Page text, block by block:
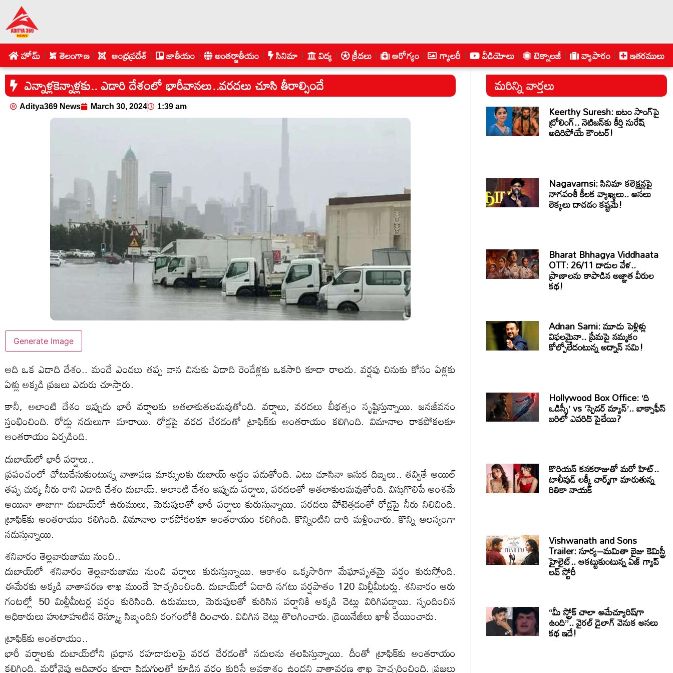
హోమ్ తెలంగాణ ఆంధ్రప్రదేశ్ జాతీయం అంతర్జాతీయం సినిమా విద్య క్రీడలు ఆరోగ్యం గ్యాలరీ వీడియోలు టెక్నాలజీ వ్యాపారం ఇతరములు
ఎన్నాళ్లకెన్నాళ్లకు.. ఎడారి దేశంలో భారీవానలు..వరదలు చూసి తీరాల్సిందే
Aditya369 News March 30, 2024 1:39 am
Generate Image
అది ఒక ఎడాది దేశం.. మండే ఎండలు తప్ప వాన చినుకు ఏడాది రెండేళ్లకు ఒకసారి కూడా రాలదు. వర్షపు చినుకు కోసం ఏళ్లకు
ఏళ్లు అక్కడి ప్రజలు ఎదురు చూస్తారు.
కానీ, అలాంటి దేశం ఇప్పుడు భారీ వర్షాలకు అతలాకుతలమవుతోంది. వర్షాలు, వరదలు బీభత్సం సృష్టిస్తున్నాయి. జనజీవనం
స్తంభించింది. రోడ్లు నదులుగా మారాయి. రోడ్లపై వరద చేరడంతో ట్రాఫిక్‌కు అంతరాయం కలిగింది. విమానాల రాకపోకలకూ
అంతరాయం ఏర్పడింది.
దుబాయ్‌లో భారీ వర్షాలు..
ప్రపంచంలో చోటుచేసుకుంటున్న వాతావణ మార్పులకు దుబాయ్‌ అద్దం పడుతోంది. ఎటు చూసినా ఇసుక దిబ్బలు.. తవ్వితే ఆయిల్‌
తప్ప చుక్క నీరు రాని ఎడాది దేశం దుబాయ్‌. అలాంటి దేశం ఇప్పుడు వర్షాలు, వరదలతో అతలాకులమవుతోంది. విస్తుగొలిపే అంశమే
అయినా తాజాగా దుబాయ్‌లో ఉరుములు, మెరుపులతో భారీ వర్షాలు కురుస్తున్నాయి. వరదలు పోటెత్తడంతో రోడ్లపై నీరు నిలిచింది.
ట్రాఫిక్‌కు అంతరాయం కలిగింది. విమానాల రాకపోకలకూ అంతరాయం కలిగింది. కొన్నింటిని దారి మళ్లించారు. కొన్ని ఆలస్యంగా
నడుస్తున్నాయి.
శనివారం తెల్లవారుజాము నుంచి..
దుబాయ్‌లో శనివారం తెల్లవారుజాము నుంచి వర్షాలు కురుస్తున్నాయి. ఆకాశం ఒక్కసారిగా మేఘావృతమై వర్షం కురుస్తోంది.
ఈమేరకు అక్కడి వాతావరణ శాఖ ముందే హెచ్చరించింది. దుబాయ్‌లో ఏడాది సగటు వర్షపాతం 120 మిల్లీమీటర్లు. శనివారం ఆరు
గంటల్లో 50 మిల్లీమీటర్ల వర్షం కురిసింది. ఉరుములు, మెరుపులతో కురిసిన వర్షానికి అక్కడి చెట్లు విరిగిపడ్డాయి. స్పందించిన
అధికారులు హుటాహుటిన రెస్క్యూ సిబ్బందిని రంగంలోకి దించారు. విచిగిన చెట్లు తొలగించారు. డ్రెయినేజీలు ఖాళీ చేయించారు.
ట్రాఫిక్‌కు అంతరాయం..
భారీ వర్షాలకు దుబాయ్‌లోని ప్రధాన రహదారులపై వరద చేరడంతో నదులను తలపిస్తున్నాయి. దీంతో ట్రాఫిక్‌కు అంతరాయం
కలిగింది. మరోవైపు ఆదివారం కూడా పిడుగులతో కూడిన వర్షం కురిసే అవకాశం ఉందని వాతావరణ శాఖ హెచ్చరించింది. ప్రజలు
మరిన్ని వార్తలు
Keerthy Suresh: ఐటం సాంగ్‌పై
ట్రోలింగ్.. నెటిజన్‌కు కీర్తి సురేష్
అదిరిపోయే కౌంటర్!
Nagavamsi: సినిమా కలెక్షన్లపై
నాగవంశీ కీలక వ్యాఖ్యలు.. అసలు
లెక్కలు దాచడం కష్టమే!
Bharat Bhhagya Viddhaata
OTT: 26/11 దాడుల వేళ..
ప్రాణాలను కాపాడిన అజ్ఞాత వీరుల
కథ!
Adnan Sami: మూడు పెళ్లిళ్లు
విఫలమైనా.. ప్రేమపై నమ్మకం
కోల్పోలేదంటున్న అద్నాన్ సమి!
Hollywood Box Office: ‘ది
ఒడిస్సీ’ vs ‘స్పైడర్ మ్యాన్’.. బాక్సాఫీస్
బరిలో ఎవరిది పైచేయి?
కొరియన్ కనకరాజుతో మరో హిట్..
టాలీవుడ్ లక్కీ చార్మ్‌గా మారుతున్న
రితికా నాయక్
Vishwanath and Sons
Trailer: సూర్య–మమితా బైజు కెమిస్ట్రీ
హైలైట్.. ఆకట్టుకుంటున్న ఏజ్ గ్యాప్
లవ్ స్టోరీ
“మీ స్ట్రోక్ చాలా అమేచ్యూరిష్‌గా
ఉంది”.. వైరల్ డైలాగ్ వెనుక అసలు
కథ ఇదే!